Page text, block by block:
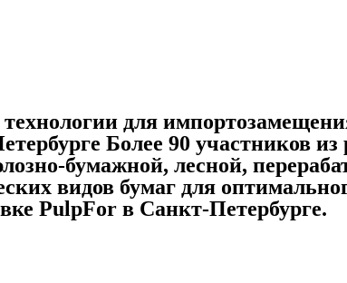
для
Более 90 участников
бумажной, лесной,
видов бумаг для
PulpFor в Cанкт-Петербурге.